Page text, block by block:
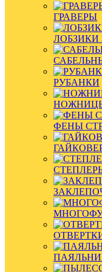
ГРАВЕРЫ
ЛОБЗИКИ
РУБАНКИ
ФЕНЫ